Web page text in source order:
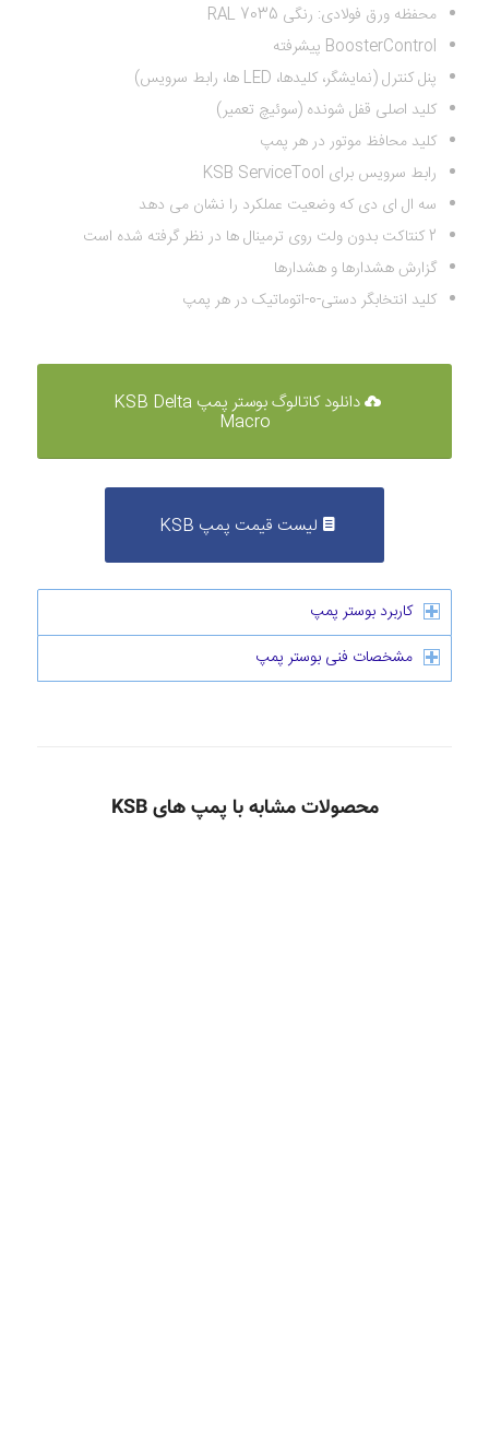
محفظه ورق فولادی: رنگی RAL 7035
BoosterControl پیشرفته
پنل کنترل (نمایشگر، کلیدها، LED ها، رابط سرویس)
کلید اصلی قفل شونده (سوئیچ تعمیر)
کلید محافظ موتور در هر پمپ
رابط سرویس برای KSB ServiceTool
سه ال ای دی که وضعیت عملکرد را نشان می دهد
2 کنتاکت بدون ولت روی ترمینال ها در نظر گرفته شده است
گزارش هشدارها و هشدارها
کلید انتخابگر دستی-0-اتوماتیک در هر پمپ
دانلود کاتالوگ بوستر پمپ KSB Delta
Macro
لیست قیمت پمپ KSB
کاربرد بوستر پمپ
مشخصات فنی بوستر پمپ
محصولات مشابه با پمپ های KSB